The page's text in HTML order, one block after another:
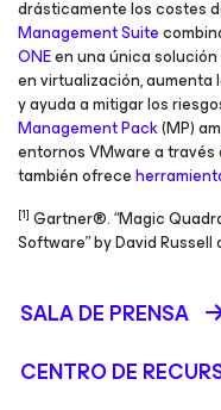
drásticamente los costes
Management Suite
ONEen una única
en virtualización,
y ayuda a mitigar los
Management Pack(MP)
entornos VMware a
también ofrece
[1] Gartner®. “Magic
Software” by David Russell
SALA DE PRENSA
CENTRO DE